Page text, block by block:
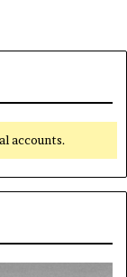
accounts.